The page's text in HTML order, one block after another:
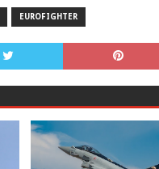
EUROFIGHTER